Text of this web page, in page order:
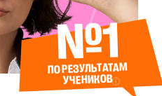
№1
ПО РЕЗУЛЬТАТАМ
УЧЕНИКОВ